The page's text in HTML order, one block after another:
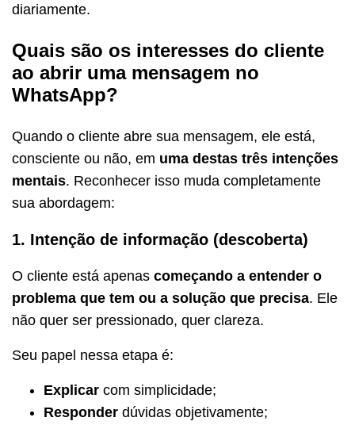
diariamente.
Quais são os interesses do cliente
ao abrir uma mensagem no
WhatsApp?
Quando o cliente abre sua mensagem, ele está,
consciente ou não, em uma destas três intenções
mentais. Reconhecer isso muda completamente
sua abordagem:
1. Intenção de informação (descoberta)
O cliente está apenas começando a entender o
problema que tem ou a solução que precisa. Ele
não quer ser pressionado, quer clareza.
Seu papel nessa etapa é:
Explicar com simplicidade;
Responder dúvidas objetivamente;